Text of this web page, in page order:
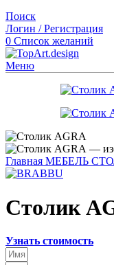
Поиск
Логин / Регистрация
0 Список желаний
Меню
Главная МЕБЕЛЬ
Столик
Узнать стоимость